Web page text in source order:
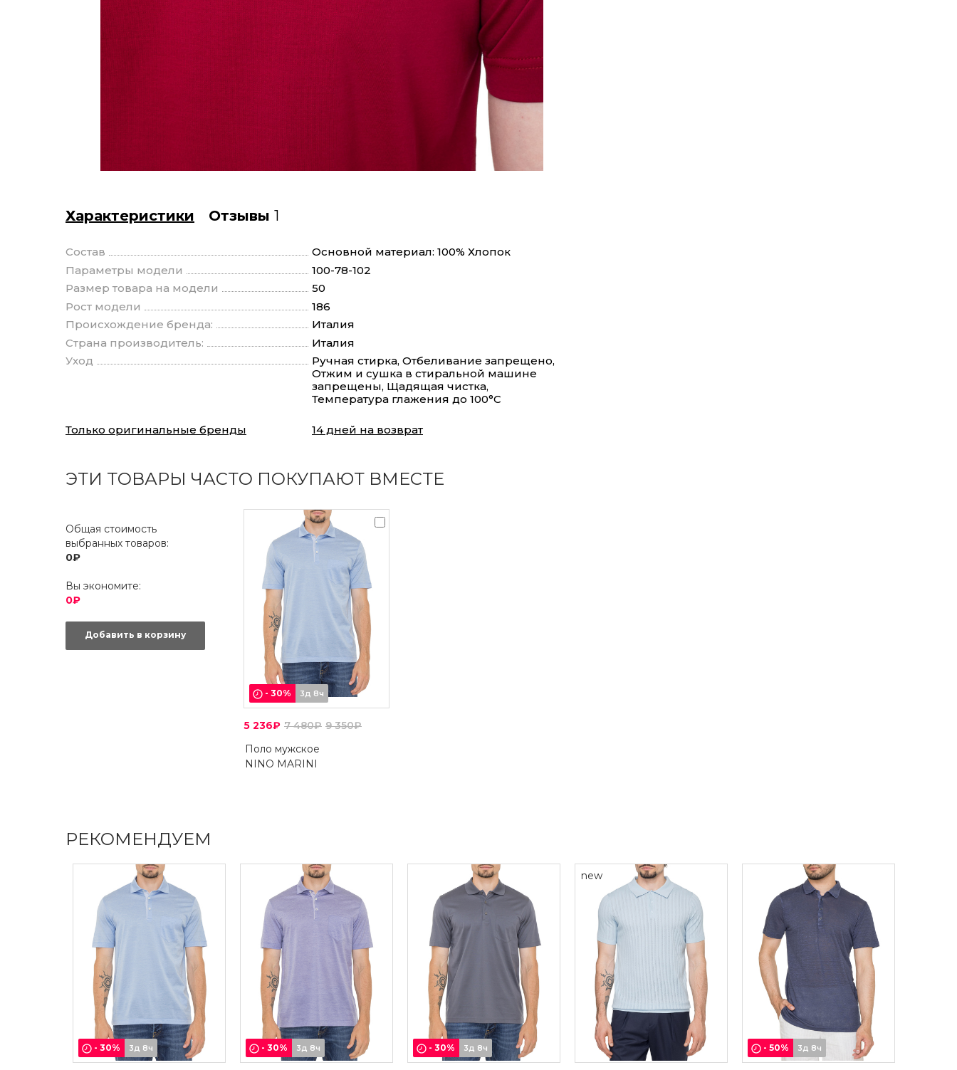
Характеристики Отзывы 1
Состав
Основной материал: 100% Хлопок
Параметры модели
100-78-102
Размер товара на модели
50
Рост модели
186
Происхождение бренда:
Италия
Страна производитель:
Италия
Уход
Ручная стирка, Отбеливание запрещено,
Отжим и сушка в стиральной машине
запрещены, Щадящая чистка,
Температура глажения до 100°С
Только оригинальные бренды 14 дней на возврат
ЭТИ ТОВАРЫ ЧАСТО ПОКУПАЮТ ВМЕСТЕ
Общая стоимость
выбранных товаров:
0₽
Вы экономите:
0₽
Добавить в корзину
- 30% 3д 8ч
5 236₽ 7 480₽ 9 350₽
Поло мужское
NINO MARINI
РЕКОМЕНДУЕМ
- 30% 3д 8ч - 30% 3д 8ч - 30% 3д 8ч
new
- 50% 3д 8ч